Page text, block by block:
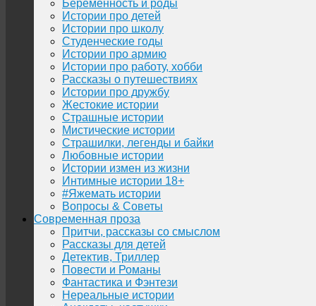
Беременность и роды
Истории про детей
Истории про школу
Студенческие годы
Истории про армию
Истории про работу, хобби
Рассказы о путешествиях
Истории про дружбу
Жестокие истории
Страшные истории
Мистические истории
Страшилки, легенды и байки
Любовные истории
Истории измен из жизни
Интимные истории 18+
#Яжемать истории
Вопросы & Советы
Современная проза
Притчи, рассказы со смыслом
Рассказы для детей
Детектив, Триллер
Повести и Романы
Фантастика и Фэнтези
Нереальные истории